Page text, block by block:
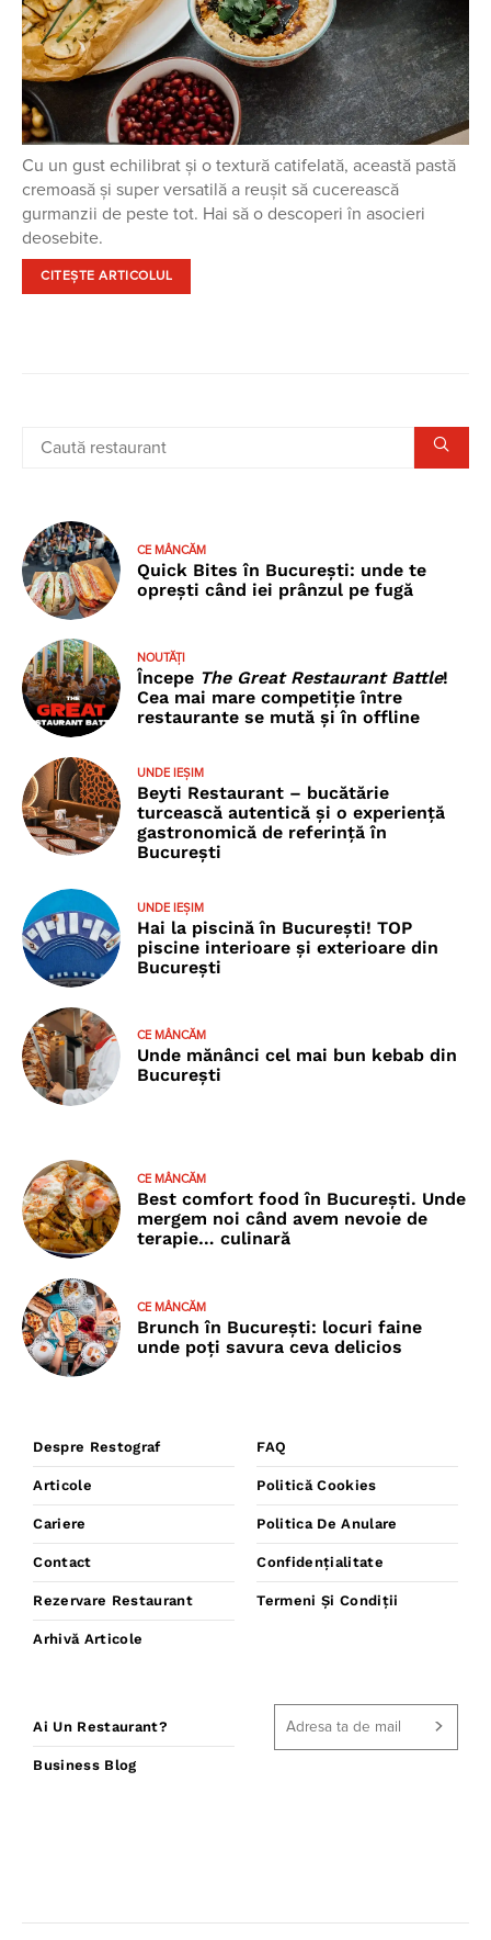
Cu un gust echilibrat și o textură catifelată, această pastă
cremoasă și super versatilă a reușit să cucerească
gurmanzii de peste tot. Hai să o descoperi în asocieri
deosebite.
CITEȘTE ARTICOLUL
CE MÂNCĂM
Quick Bites în București: unde te
oprești când iei prânzul pe fugă
NOUTĂȚI
Începe The Great Restaurant Battle!
Cea mai mare competiție între
restaurante se mută și în offline
UNDE IEȘIM
Beyti Restaurant – bucătărie
turcească autentică și o experiență
gastronomică de referință în
București
UNDE IEȘIM
Hai la piscină în București! TOP
piscine interioare și exterioare din
București
CE MÂNCĂM
Unde mănânci cel mai bun kebab din
București
CE MÂNCĂM
Best comfort food în București. Unde
mergem noi când avem nevoie de
terapie… culinară
CE MÂNCĂM
Brunch în București: locuri faine
unde poţi savura ceva delicios
Despre Restograf
Articole
Cariere
Contact
Rezervare Restaurant
Arhivă Articole
FAQ
Politică Cookies
Politica De Anulare
Confidențialitate
Termeni Și Condiții
Ai Un Restaurant?
Business Blog